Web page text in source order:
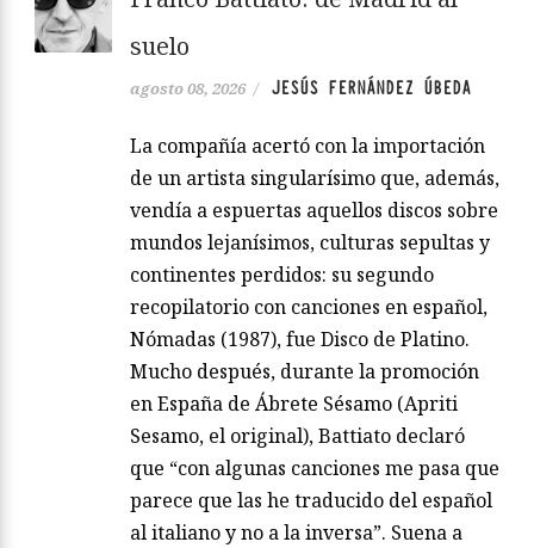
suelo
agosto 08, 2026 / JESÚS FERNÁNDEZ ÚBEDA
La compañía acertó con la importación
de un artista singularísimo que, además,
vendía a espuertas aquellos discos sobre
mundos lejanísimos, culturas sepultas y
continentes perdidos: su segundo
recopilatorio con canciones en español,
Nómadas (1987), fue Disco de Platino.
Mucho después, durante la promoción
en España de Ábrete Sésamo (Apriti
Sesamo, el original), Battiato declaró
que “con algunas canciones me pasa que
parece que las he traducido del español
al italiano y no a la inversa”. Suena a